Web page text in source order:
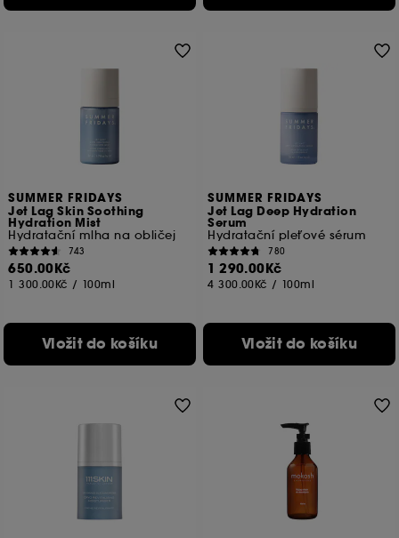
SUMMER FRIDAYS
Jet Lag Skin Soothing
Hydration Mist
Hydratační mlha na obličej
743
650.00Kč
1 300.00Kč / 100ml
Vložit do košíku
SUMMER FRIDAYS
Jet Lag Deep Hydration
Serum
Hydratační pleťové sérum
780
1 290.00Kč
4 300.00Kč / 100ml
Vložit do košíku